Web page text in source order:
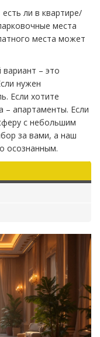
ли в квартире/
места
места может
– это
нужен
Если хотите
– апартаменты. Если
с небольшим
за вами, а наш
осознанным.